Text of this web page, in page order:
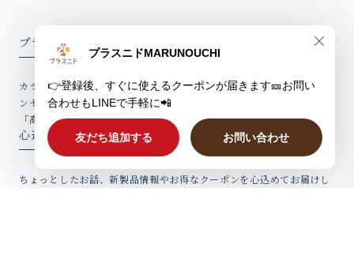
プラスニドオンラインショップ
カラダ、ホットに。「冷えに悩む女性の体感温度を2度上げる」をコ
ンセプトとしたココロとカラダが温まるはらまきやバスソルトなど、
「高品質アイテム」を心込めてお届けしています。
心込めたウィークリーレター
ちょっとしたお話、新製品情報やお得なクーポンを心込めてお届けし